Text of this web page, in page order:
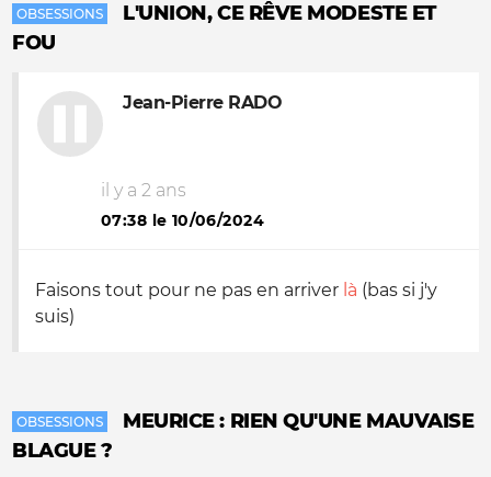
OBSESSIONS
L'UNION, CE RÊVE MODESTE ET
FOU
Jean-Pierre RADO
il y a 2 ans
07:38 le 10/06/2024
Faisons tout pour ne pas en arriver là (bas si j'y
suis)
OBSESSIONS
MEURICE : RIEN QU'UNE MAUVAISE
BLAGUE ?